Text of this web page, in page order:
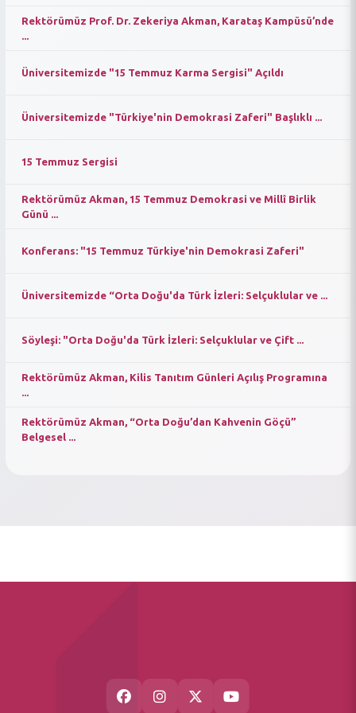
Rektörümüz Prof. Dr. Zekeriya Akman, Karataş Kampüsü’nde
Üniversitemizde "15 Temmuz Karma Sergisi" Açıldı
Üniversitemizde "Türkiye'nin Demokrasi Zaferi" Başlıklı ...
15 Temmuz Sergisi
Rektörümüz Akman, 15 Temmuz Demokrasi ve Millî Birlik
Günü ...
Konferans: "15 Temmuz Türkiye'nin Demokrasi Zaferi"
Üniversitemizde “Orta Doğu'da Türk İzleri: Selçuklular ve ...
Söyleşi: "Orta Doğu'da Türk İzleri: Selçuklular ve Çift ...
Rektörümüz Akman, Kilis Tanıtım Günleri Açılış Programına
Rektörümüz Akman, “Orta Doğu’dan Kahvenin Göçü”
Belgesel ...